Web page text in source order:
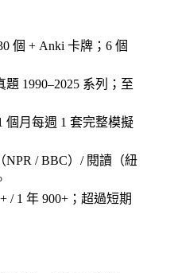
個 + Anki 卡牌；6 個
題 1990–2025 系列；至
個月每週 1 套完整模擬
NPR / BBC）/ 閱讀（紐
/ 1 年 900+；超過短期